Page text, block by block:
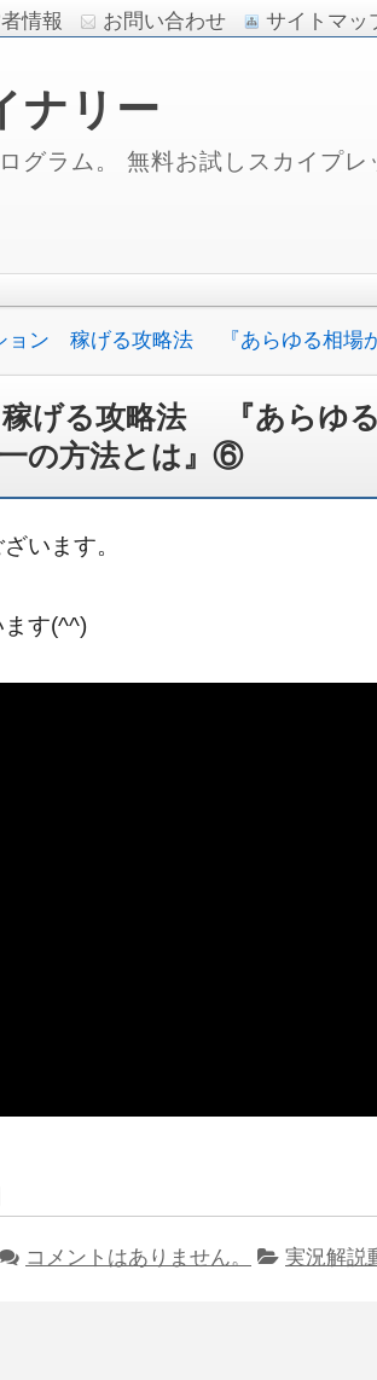
情報 お問い合わせ サイトマッ
ナリー
グラム。 無料お試しスカイプレ
ョン 稼げる攻略法 『あらゆる相場
げる攻略法 『あらゆる
の方法とは』⑥
います。
す(^^)
コメントはありません。 実況解説